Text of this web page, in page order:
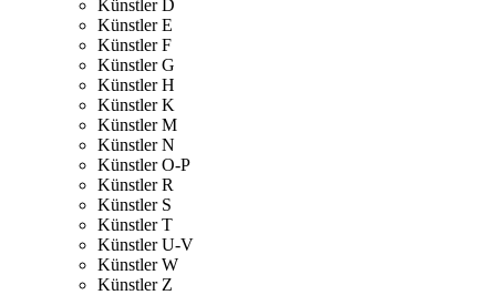
Künstler D
Künstler E
Künstler F
Künstler G
Künstler H
Künstler K
Künstler M
Künstler N
Künstler O-P
Künstler R
Künstler S
Künstler T
Künstler U-V
Künstler W
Künstler Z